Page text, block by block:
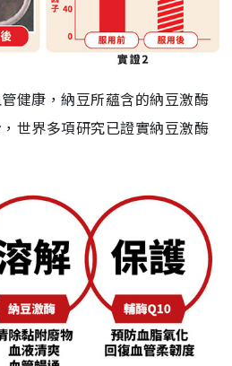
健康，納豆所蘊含的納豆激酶
世界多項研究已證實納豆激酶